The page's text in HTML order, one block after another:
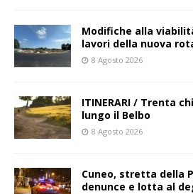
Modifiche alla
lavori della nuova
8 Agosto 2026
ITINERARI / Trenta
lungo il Belbo
8 Agosto 2026
Cuneo, stretta della
denunce e lotta al